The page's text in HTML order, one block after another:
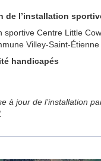
de l’installation
sportive Centre Little
Villey-Saint-Étienne
handicapés
à jour de l’installation